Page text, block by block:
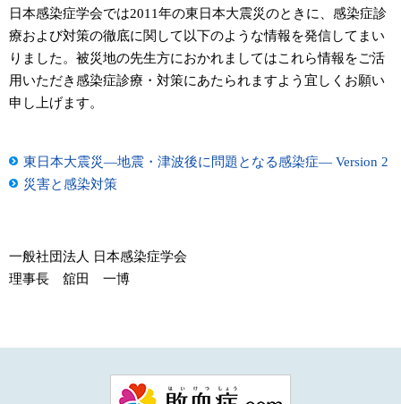
日本感染症学会では2011年の東日本大震災のときに、感染症診
療および対策の徹底に関して以下のような情報を発信してまい
りました。被災地の先生方におかれましてはこれら情報をご活
用いただき感染症診療・対策にあたられますよう宜しくお願い
申し上げます。
東日本大震災―地震・津波後に問題となる感染症― Version 2
災害と感染対策
一般社団法人 日本感染症学会
理事長 舘田 一博